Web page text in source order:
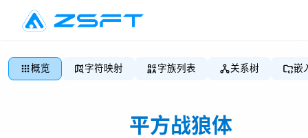
概览 字符映射 字族列表 关系树 嵌
平方战狼体